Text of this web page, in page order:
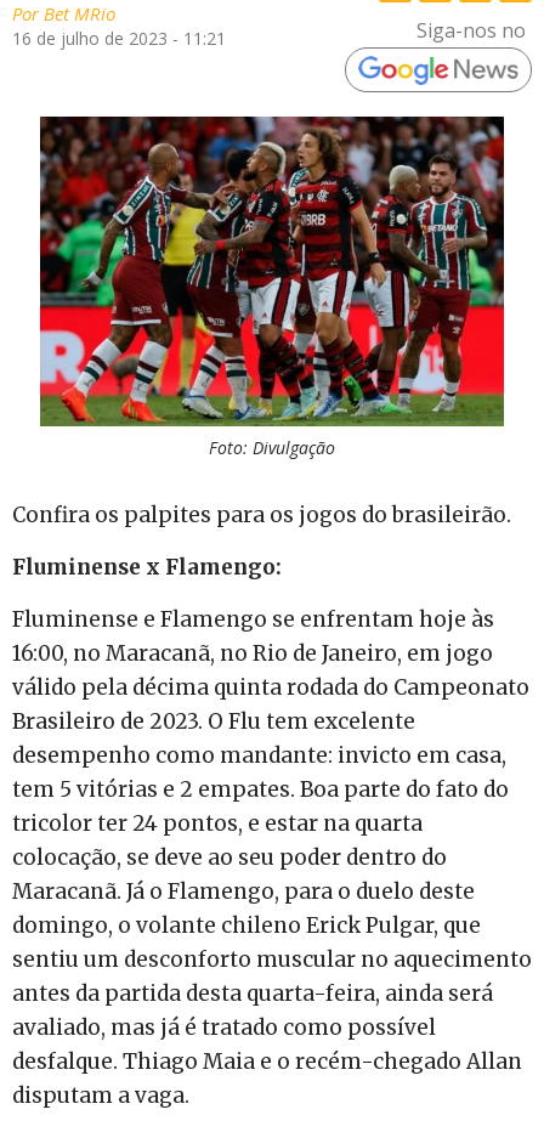
PorBet MRio
16 de julho de 2023 - 11:21 Siga-nos no
Foto: Divulgação
Confira os palpites para os jogos do brasileirão.
Fluminense x Flamengo:
Fluminense e Flamengo se enfrentam hoje às
16:00, no Maracanã, no Rio de Janeiro, em jogo
válido pela décima quinta rodada do Campeonato
Brasileiro de 2023. O Flu tem excelente
desempenho como mandante: invicto em casa,
tem 5 vitórias e 2 empates. Boa parte do fato do
tricolor ter 24 pontos, e estar na quarta
colocação, se deve ao seu poder dentro do
Maracanã. Já o Flamengo, para o duelo deste
domingo, o volante chileno Erick Pulgar, que
sentiu um desconforto muscular no aquecimento
antes da partida desta quarta-feira, ainda será
avaliado, mas já é tratado como possível
desfalque. Thiago Maia e o recém-chegado Allan
disputam a vaga.